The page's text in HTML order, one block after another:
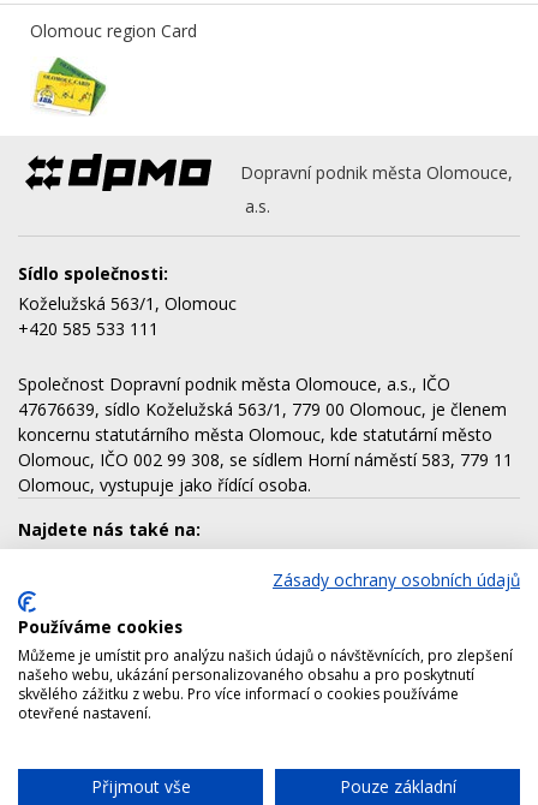
Olomouc region Card
Dopravní podnik města Olomouce,
a.s.
Sídlo společnosti:
Koželužská 563/1, Olomouc
+420 585 533 111
Společnost Dopravní podnik města Olomouce, a.s., IČO
47676639, sídlo Koželužská 563/1, 779 00 Olomouc, je členem
koncernu statutárního města Olomouc, kde statutární město
Olomouc, IČO 002 99 308, se sídlem Horní náměstí 583, 779 11
Olomouc, vystupuje jako řídící osoba.
Najdete nás také na:
Dalšími členy koncernu jsou:
AQUAPARK OLOMOUC, a.s.
Lesy města Olomouce, a.s.
Správa nemovitostí Olomouc, a.s.
Chat
Zásady ochrany osobních údajů
Používáme cookies
Můžeme je umístit pro analýzu našich údajů o návštěvnících, pro zlepšení
našeho webu, ukázání personalizovaného obsahu a pro poskytnutí
skvělého zážitku z webu. Pro více informací o cookies používáme
otevřené nastavení.
Přijmout vše Pouze základní